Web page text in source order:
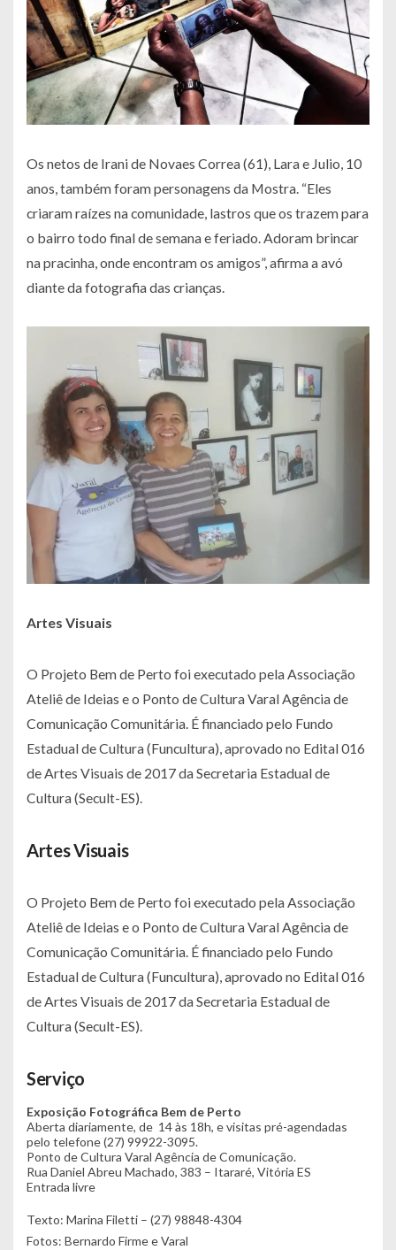
Os netos de Irani de Novaes Correa (61), Lara e Julio, 10
anos, também foram personagens da Mostra. “Eles
criaram raízes na comunidade, lastros que os trazem para
o bairro todo final de semana e feriado. Adoram brincar
na pracinha, onde encontram os amigos”, afirma a avó
diante da fotografia das crianças.
Artes Visuais
O Projeto Bem de Perto foi executado pela Associação
Ateliê de Ideias e o Ponto de Cultura Varal Agência de
Comunicação Comunitária. É financiado pelo Fundo
Estadual de Cultura (Funcultura), aprovado no Edital 016
de Artes Visuais de 2017 da Secretaria Estadual de
Cultura (Secult-ES).
Artes Visuais
O Projeto Bem de Perto foi executado pela Associação
Ateliê de Ideias e o Ponto de Cultura Varal Agência de
Comunicação Comunitária. É financiado pelo Fundo
Estadual de Cultura (Funcultura), aprovado no Edital 016
de Artes Visuais de 2017 da Secretaria Estadual de
Cultura (Secult-ES).
Serviço
Exposição Fotográfica Bem de Perto
Aberta diariamente, de 14 às 18h, e visitas pré-agendadas
pelo telefone (27) 99922-3095.
Ponto de Cultura Varal Agência de Comunicação.
Rua Daniel Abreu Machado, 383 – Itararé, Vitória ES
Entrada livre
Texto: Marina Filetti – (27) 98848-4304
Fotos: Bernardo Firme e Varal